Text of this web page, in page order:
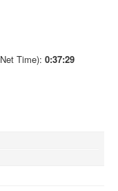
Time): 0:37:29